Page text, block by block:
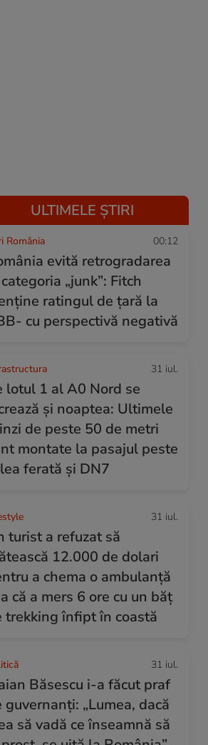
ULTIMELE ȘTIRI
România 00:12
evită retrogradarea
„junk”: Fitch
ratingul de țară la
cu perspectivă negativă
31 iul.
lotul 1 al A0 Nord se
și noaptea: Ultimele
de peste 50 de metri
montate la pasajul peste
ferată și DN7
31 iul.
turist a refuzat să
12.000 de dolari
a chema o ambulanță
că a mers 6 ore cu un băț
trekking înfipt în coastă
31 iul.
Băsescu i-a făcut praf
guvernanți: „Lumea, dacă
să vadă ce înseamnă să